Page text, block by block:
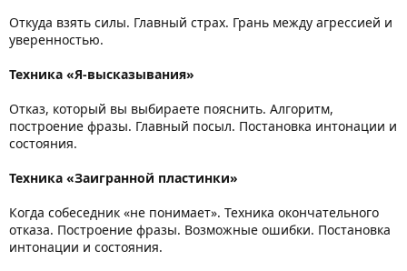
Откуда взять силы. Главный страх. Грань между агрессией и
уверенностью.
Техника «Я-высказывания»
Отказ, который вы выбираете пояснить. Алгоритм,
построение фразы. Главный посыл. Постановка интонации и
состояния.
Техника «Заигранной пластинки»
Когда собеседник «не понимает». Техника окончательного
отказа. Построение фразы. Возможные ошибки. Постановка
интонации и состояния.